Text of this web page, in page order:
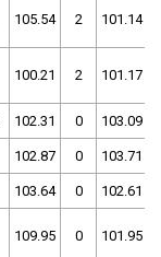
105.54 2 101.14
100.21 2 101.17
102.31 0 103.09
102.87 0 103.71
103.64 0 102.61
109.95 0 101.95